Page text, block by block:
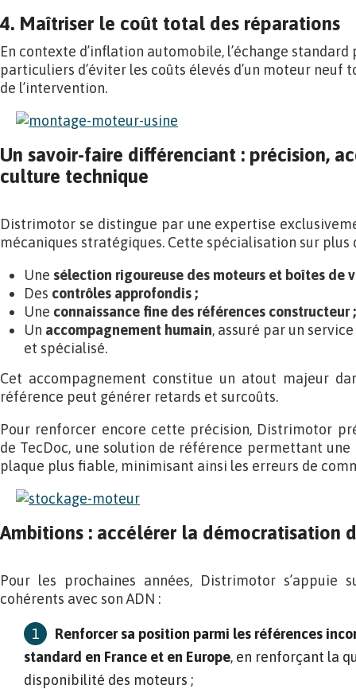
4. Maîtriser le coût total des réparations
En contexte d’inflation automobile, l’échange
particuliers d’éviter les coûts élevés d’un moteur neuf
de l’intervention.
Un savoir-faire différenciant : précision,
culture technique
Distrimotor se distingue par une expertise
mécaniques stratégiques. Cette spécialisation sur plus
Une sélection rigoureuse des moteurs et boîtes de
Des contrôles approfondis ;
Une connaissance fine des références constructeur ;
Un accompagnement humain, assuré par un
et spécialisé.
Cet accompagnement constitue un atout majeur
référence peut générer retards et surcoûts.
Pour renforcer encore cette précision, Distrimotor
de TecDoc, une solution de référence permettant
plaque plus fiable, minimisant ainsi les erreurs de
Ambitions : accélérer la démocratisation
Pour les prochaines années, Distrimotor s’appuie
cohérents avec son ADN :
Renforcer sa position parmi les références
standard en France et en Europe, en renforçant la
disponibilité des moteurs ;